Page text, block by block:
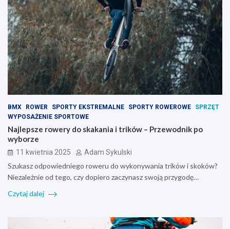
BMX ROWER SPORTY EKSTREMALNE SPORTY ROWEROWE
SPRZĘT
WYPOSAŻENIE SPORTOWE
Najlepsze rowery do skakania i trików – Przewodnik po
wyborze
11 kwietnia 2025 Adam Sykulski
Szukasz odpowiedniego roweru do wykonywania trików i skoków?
Niezależnie od tego, czy dopiero zaczynasz swoją przygodę…
Czytaj dalej